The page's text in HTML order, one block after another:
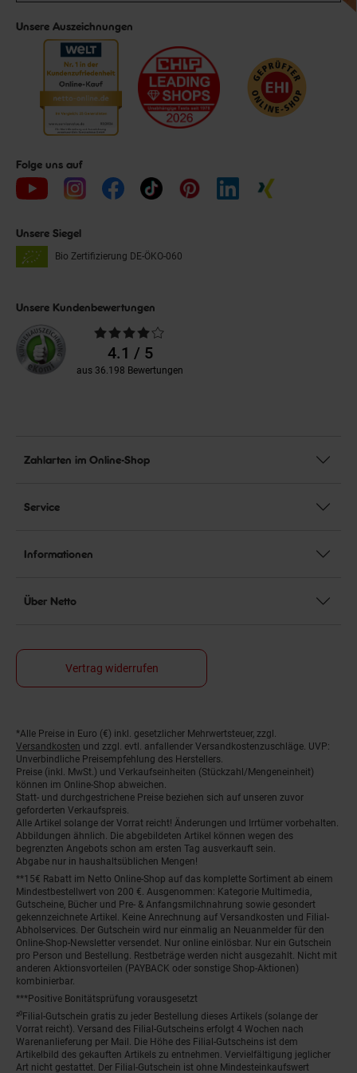
Unsere Auszeichnungen
Folge uns auf
Unsere Siegel
Bio Zertifizierung DE-ÖKO-060
Unsere Kundenbewertungen
Durchschnittliche
Bewertungen4.1 / 5
aus 36.198 Bewertungen
Zahlarten im Online-Shop
Service
Informationen
Über Netto
Vertrag widerrufen
Fußnoten
*Alle Preise in Euro (€) inkl. gesetzlicher Mehrwertsteuer, zzgl.
Versandkosten und zzgl. evtl. anfallender Versandkostenzuschläge. UVP:
Unverbindliche Preisempfehlung des Herstellers.
Preise (inkl. MwSt.) und Verkaufseinheiten (Stückzahl/Mengeneinheit)
können im Online-Shop abweichen.
Statt- und durchgestrichene Preise beziehen sich auf unseren zuvor
geforderten Verkaufspreis.
Alle Artikel solange der Vorrat reicht! Änderungen und Irrtümer vorbehalten.
Abbildungen ähnlich. Die abgebildeten Artikel können wegen des
begrenzten Angebots schon am ersten Tag ausverkauft sein.
Abgabe nur in haushaltsüblichen Mengen!
**15€ Rabatt im Netto Online-Shop auf das komplette Sortiment ab einem
Mindestbestellwert von 200 €. Ausgenommen: Kategorie Multimedia,
Gutscheine, Bücher und Pre- & Anfangsmilchnahrung sowie gesondert
gekennzeichnete Artikel. Keine Anrechnung auf Versandkosten und Filial-
Abholservices. Der Gutschein wird nur einmalig an Neuanmelder für den
Online-Shop-Newsletter versendet. Nur online einlösbar. Nur ein Gutschein
pro Person und Bestellung. Restbeträge werden nicht ausgezahlt. Nicht mit
anderen Aktionsvorteilen (PAYBACK oder sonstige Shop-Aktionen)
kombinierbar.
***Positive Bonitätsprüfung vorausgesetzt
²⁰Filial-Gutschein gratis zu jeder Bestellung dieses Artikels (solange der
Vorrat reicht). Versand des Filial-Gutscheins erfolgt 4 Wochen nach
Warenanlieferung per Mail. Die Höhe des Filial-Gutscheins ist dem
Artikelbild des gekauften Artikels zu entnehmen. Vervielfältigung jeglicher
Art nicht gestattet. Der Filial-Gutschein ist ohne Mindesteinkaufswert